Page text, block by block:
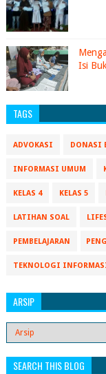
Isi
TAGS
ADVOKASI DONASI
INFORMASI UMUM
KELAS 4 KELAS 5
LATIHAN SOAL
PEMBELAJARAN
TEKNOLOGI
ARSIP
SEARCH THIS BLOG